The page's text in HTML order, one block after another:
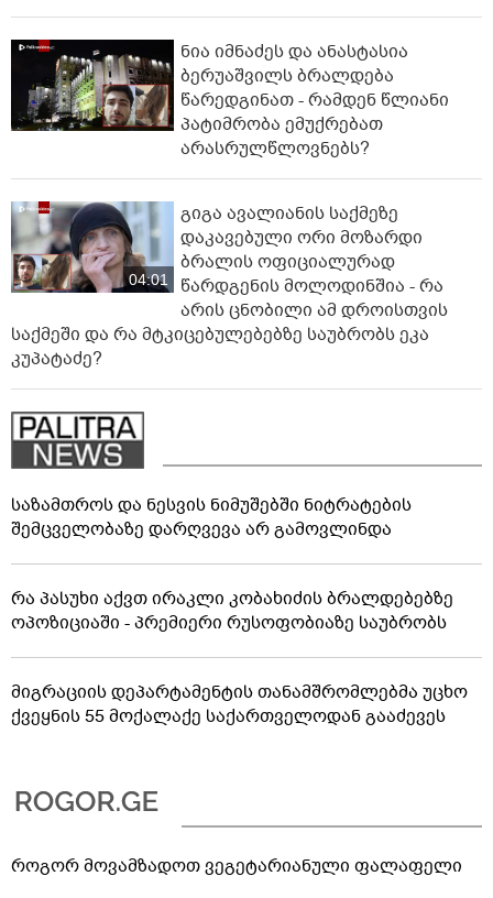
ნია იმნაძეს და ანასტასია
ბერუაშვილს ბრალდება
წარედგინათ - რამდენ წლიანი
პატიმრობა ემუქრებათ
არასრულწლოვნებს?
04:01
გიგა ავალიანის საქმეზე
დაკავებული ორი მოზარდი
ბრალის ოფიციალურად
წარდგენის მოლოდინშია - რა
არის ცნობილი ამ დროისთვის
საქმეში და რა მტკიცებულებებზე საუბრობს ეკა
კუპატაძე?
საზამთროს და ნესვის ნიმუშებში ნიტრატების
შემცველობაზე დარღვევა არ გამოვლინდა
რა პასუხი აქვთ ირაკლი კობახიძის ბრალდებებზე
ოპოზიციაში - პრემიერი რუსოფობიაზე საუბრობს
მიგრაციის დეპარტამენტის თანამშრომლებმა უცხო
ქვეყნის 55 მოქალაქე საქართველოდან გააძევეს
როგორ მოვამზადოთ ვეგეტარიანული ფალაფელი